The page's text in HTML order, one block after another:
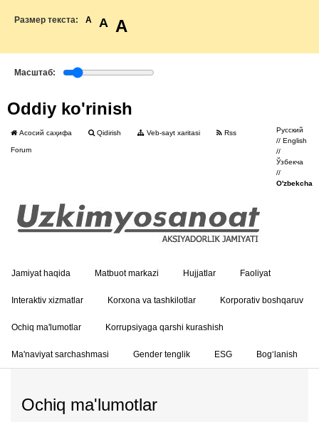
Размер текста: A A A
Масштаб:
Oddiy ko'rinish
Асосий саҳифа Qidirish Veb-sayt xaritasi Rss
Forum
Русский
//English
//
Ўзбекча
//
O'zbekcha
Jamiyat haqida Matbuot markazi Hujjatlar Faoliyat
Interaktiv xizmatlar Korxona va tashkilotlar Korporativ boshqaruv
Ochiq ma'lumotlar Korrupsiyaga qarshi kurashish
Ma'naviyat sarchashmasi Gender tenglik ESG Bog‘lanish
Ochiq ma'lumotlar